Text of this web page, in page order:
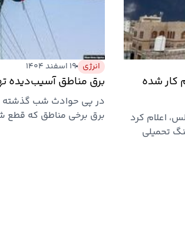
کار شده
اعلام کرد
تحمیلی
انرژی ۱۹ اسفند ۱۴۰۴
برق مناطق آسیب‌دیده
در پی حوادث شب گذشته و
برق برخی مناطق که قطع